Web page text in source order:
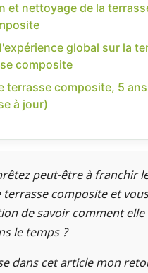
et nettoyage de la
global sur la
composite
terrasse composite, 5
à jour)
peut-être à franchir
composite et
de savoir comment elle
le temps ?
dans cet article mon